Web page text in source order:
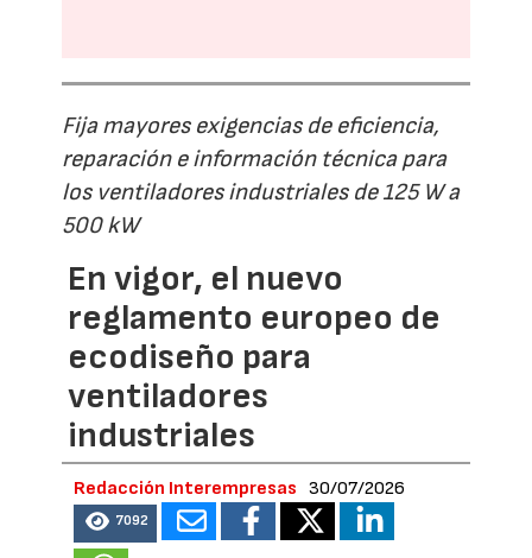
Fija mayores exigencias de eficiencia,
reparación e información técnica para
los ventiladores industriales de 125 W a
500 kW
En vigor, el nuevo
reglamento europeo de
ecodiseño para
ventiladores
industriales
Redacción Interempresas 30/07/2026
7092